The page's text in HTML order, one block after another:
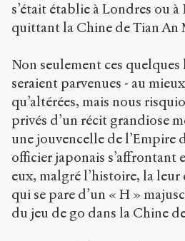
s’était établie à Londres ou à
quittant la Chine de Tian An
Non seulement ces quelques
seraient parvenues - au
qu’altérées, mais nous
privés d’un récit grandiose
une jouvencelle de l’Empire
officier japonais s’affrontant
eux, malgré l’histoire, la leur
qui se pare d’un « H »
du jeu de go dans la Chine